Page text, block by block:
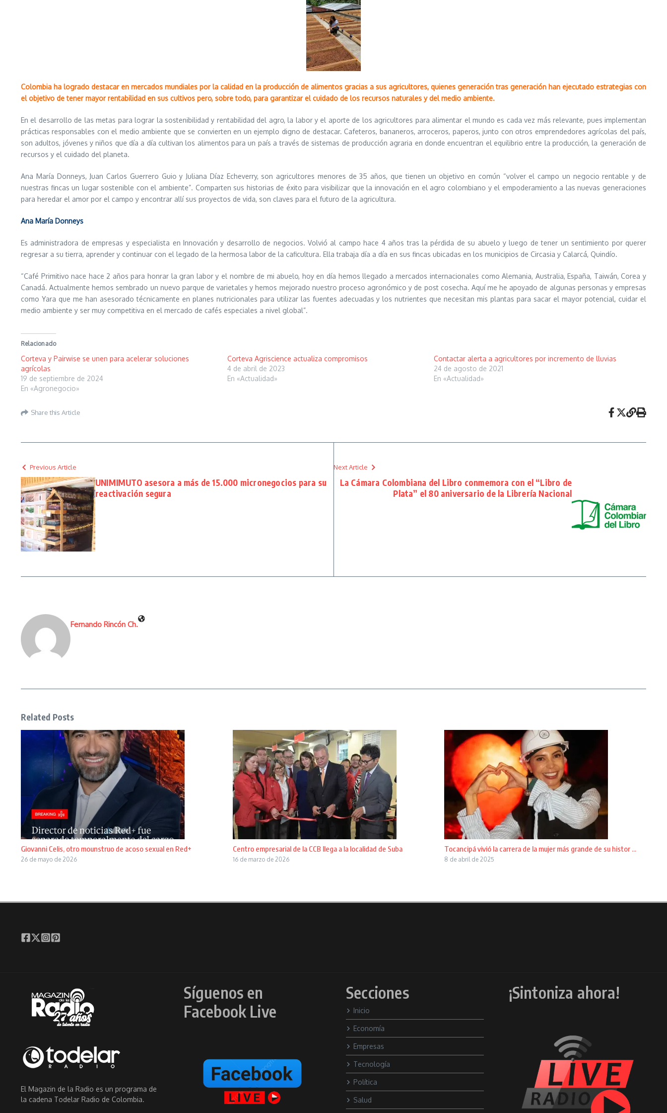
Colombia ha logrado destacar en mercados mundiales por la calidad en la producción de alimentos gracias a sus agricultores, quienes generación tras generación han ejecutado estrategias con
el objetivo de tener mayor rentabilidad en sus cultivos pero, sobre todo, para garantizar el cuidado de los recursos naturales y del medio ambiente.
En el desarrollo de las metas para lograr la sostenibilidad y rentabilidad del agro, la labor y el aporte de los agricultores para alimentar el mundo es cada vez más relevante, pues implementan
prácticas responsables con el medio ambiente que se convierten en un ejemplo digno de destacar. Cafeteros, bananeros, arroceros, paperos, junto con otros emprendedores agrícolas del país,
son adultos, jóvenes y niños que día a día cultivan los alimentos para un país a través de sistemas de producción agraria en donde encuentran el equilibrio entre la producción, la generación de
recursos y el cuidado del planeta.
Ana María Donneys, Juan Carlos Guerrero Guio y Juliana Díaz Echeverry, son agricultores menores de 35 años, que tienen un objetivo en común “volver el campo un negocio rentable y de
nuestras fincas un lugar sostenible con el ambiente”. Comparten sus historias de éxito para visibilizar que la innovación en el agro colombiano y el empoderamiento a las nuevas generaciones
para heredar el amor por el campo y encontrar allí sus proyectos de vida, son claves para el futuro de la agricultura.
Ana María Donneys
Es administradora de empresas y especialista en Innovación y desarrollo de negocios. Volvió al campo hace 4 años tras la pérdida de su abuelo y luego de tener un sentimiento por querer
regresar a su tierra, aprender y continuar con el legado de la hermosa labor de la caficultura. Ella trabaja día a día en sus fincas ubicadas en los municipios de Circasia y Calarcá, Quindío.
“Café Primitivo nace hace 2 años para honrar la gran labor y el nombre de mi abuelo, hoy en día hemos llegado a mercados internacionales como Alemania, Australia, España, Taiwán, Corea y
Canadá. Actualmente hemos sembrado un nuevo parque de varietales y hemos mejorado nuestro proceso agronómico y de post cosecha. Aquí me he apoyado de algunas personas y empresas
como Yara que me han asesorado técnicamente en planes nutricionales para utilizar las fuentes adecuadas y los nutrientes que necesitan mis plantas para sacar el mayor potencial, cuidar el
medio ambiente y ser muy competitiva en el mercado de cafés especiales a nivel global”.
Relacionado
Corteva y Pairwise se unen para acelerar soluciones
agrícolas
19 de septiembre de 2024
En «Agronegocio»
Corteva Agriscience actualiza compromisos
4 de abril de 2023
En «Actualidad»
Contactar alerta a agricultores por incremento de lluvias
24 de agosto de 2021
En «Actualidad»
Share this Article
Previous Article
UNIMIMUTO asesora a más de 15.000 micronegocios para su
reactivación segura
Next Article
La Cámara Colombiana del Libro conmemora con el “Libro de
Plata” el 80 aniversario de la Librería Nacional
Fernando Rincón Ch.
Related Posts
Giovanni Celis, otro mounstruo de acoso sexual en Red+
26 de mayo de 2026
Centro empresarial de la CCB llega a la localidad de Suba
16 de marzo de 2026
Tocancipá vivió la carrera de la mujer más grande de su histor ...
8 de abril de 2025
El Magazin de la Radio es un programa de
la cadena Todelar Radio de Colombia.
Síguenos en
Facebook Live
Secciones
Inicio
Economía
Empresas
Tecnología
Política
Salud
¡Sintoniza ahora!